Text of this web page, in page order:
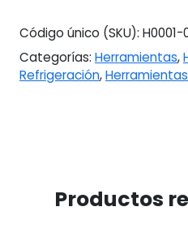
Código único (SKU):
Categorías: Herramientas,
Refrigeración,
Productos